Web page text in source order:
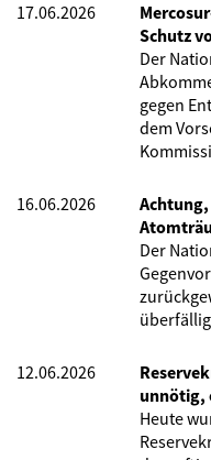
17.06.2026
Schutz
Der
gegen
dem
16.06.2026
Der
12.06.2026
unnötig,
Heute